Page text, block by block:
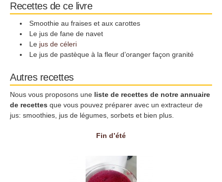
Recettes de ce livre
Smoothie au fraises et aux carottes
Le jus de fane de navet
Le jus de céleri
Le jus de pastèque à la fleur d’oranger façon granité
Autres recettes
Nous vous proposons une liste de recettes de notre annuaire
de recettes que vous pouvez préparer avec un extracteur de
jus: smoothies, jus de légumes, sorbets et bien plus.
Fin d’été